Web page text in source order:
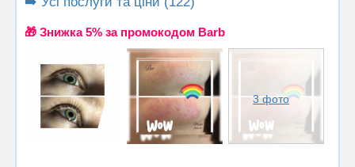
🎁 Знижка 5% за промокодом Barb
3 фото